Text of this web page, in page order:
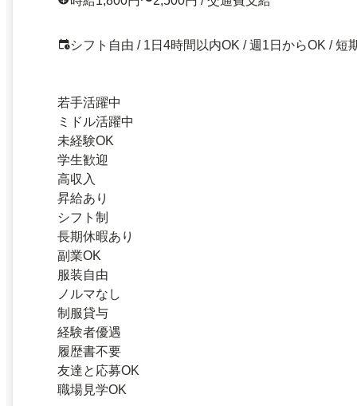
シフト自由 / 1日4時間以内OK / 週1日からOK / 短
若手活躍中
ミドル活躍中
未経験OK
学生歓迎
高収入
昇給あり
シフト制
長期休暇あり
副業OK
服装自由
ノルマなし
制服貸与
経験者優遇
履歴書不要
友達と応募OK
職場見学OK